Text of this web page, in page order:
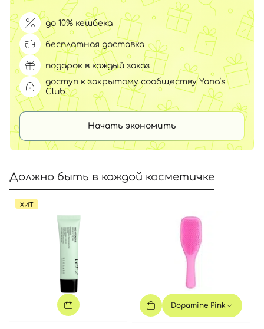
до 10% кешбека
бесплатная доставка
подарок в каждый заказ
доступ к закрытому сообществу Yana’s
Club
Начать экономить
Должно быть в каждой косметичке
ХИТ
Dopamine Pink